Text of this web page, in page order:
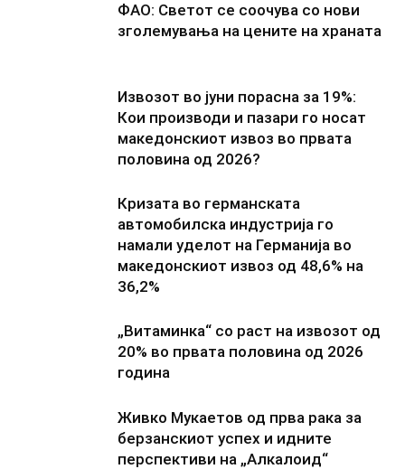
ФАО: Светот се соочува со нови
зголемувања на цените на храната
Извозот во јуни порасна за 19%:
Кои производи и пазари го носат
македонскиот извоз во првата
половина од 2026?
Кризата во германската
автомобилска индустрија го
намали уделот на Германија во
македонскиот извоз од 48,6% на
36,2%
„Витаминка“ со раст на извозот од
20% во првата половина од 2026
година
Живко Мукаетов од прва рака за
берзанскиот успех и идните
перспективи на „Алкалоид“